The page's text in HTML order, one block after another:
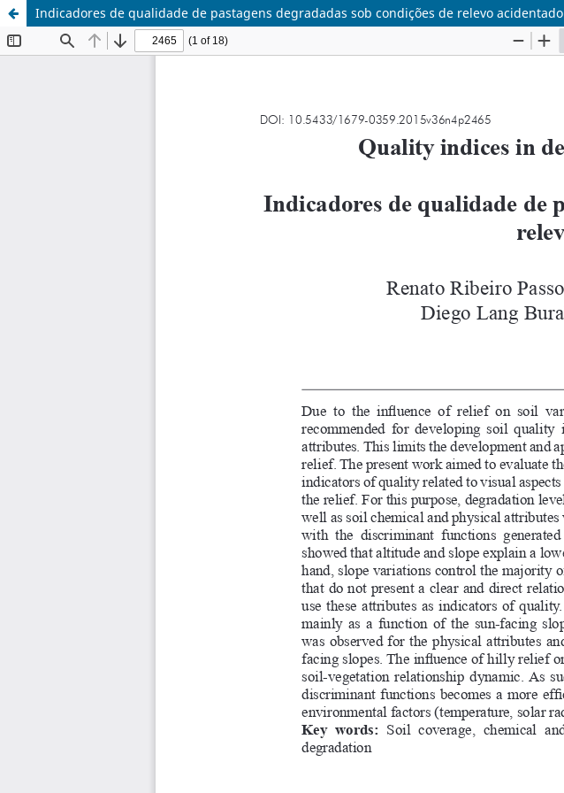
Indicadores de qualidade de pastagens degradadas sob condições de relevo acidentado